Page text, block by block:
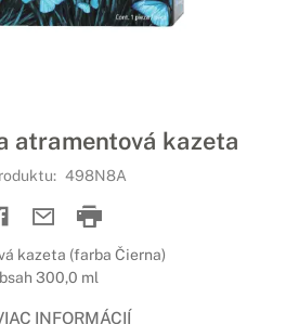
atramentová kazeta
498N8A
kazeta (farba Čierna)
300,0 ml
INFORMÁCIÍ